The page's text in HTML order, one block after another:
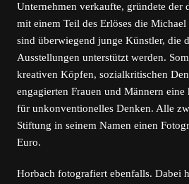
Unternehmen verkaufte, gründete der
mit einem Teil des Erlöses die
sind überwiegend junge Künstler, die
Ausstellungen unterstützt werden.
kreativen Köpfen, sozialkritischen
engagierten Frauen und Männern
für unkonventionelles Denken. Alle
Stiftung in seinem Namen einen
Euro.
Horbach fotografiert ebenfalls. Dabei